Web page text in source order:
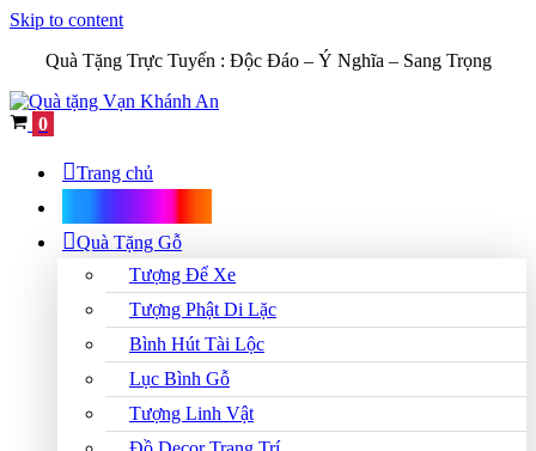
Skip to content
Quà Tặng Trực Tuyến : Độc Đáo – Ý Nghĩa – Sang Trọng
Cart
0
Trang chủ
Quà Tặng Gỗ
Tượng Để Xe
Tượng Phật Di Lặc
Bình Hút Tài Lộc
Lục Bình Gỗ
Tượng Linh Vật